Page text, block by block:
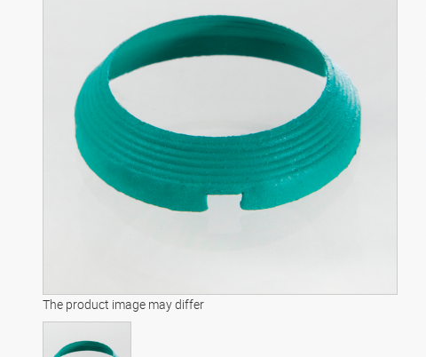
The product image may differ